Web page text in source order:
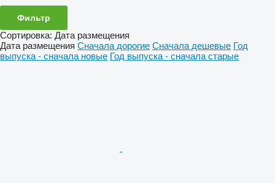
Фильтр
Сортировка: Дата размещения
Дата размещения Сначала дорогие Сначала дешевые Год
выпуска - сначала новые Год выпуска - сначала старые